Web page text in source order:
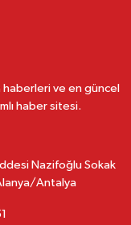
ve en güncel
haber sitesi.
Nazifoğlu Sokak
Antalya